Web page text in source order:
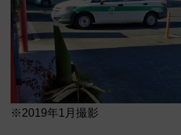
※2019年1月撮影